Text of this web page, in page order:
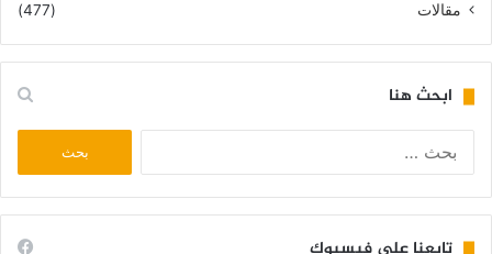
مقالات
(477)
ابحث هنا